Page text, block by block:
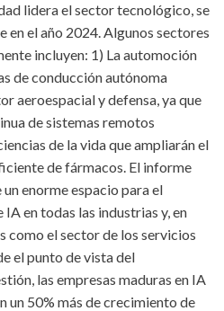
lidera el sector tecnológico, se
el año 2024. Algunos sectores
incluyen: 1) La automoción
de conducción autónoma
aeroespacial y defensa, ya que
de sistemas remotos
de la vida que ampliarán el
de fármacos. El informe
enorme espacio para el
en todas las industrias y, en
como el sector de los servicios
el punto de vista del
las empresas maduras en IA
un 50% más de crecimiento de